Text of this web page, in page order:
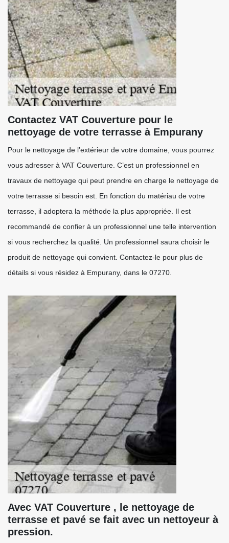
Contactez VAT Couverture pour le
nettoyage de votre terrasse à Empurany
Pour le nettoyage de l’extérieur de votre domaine, vous pourrez
vous adresser à VAT Couverture. C’est un professionnel en
travaux de nettoyage qui peut prendre en charge le nettoyage de
votre terrasse si besoin est. En fonction du matériau de votre
terrasse, il adoptera la méthode la plus appropriée. Il est
recommandé de confier à un professionnel une telle intervention
si vous recherchez la qualité. Un professionnel saura choisir le
produit de nettoyage qui convient. Contactez-le pour plus de
détails si vous résidez à Empurany, dans le 07270.
Avec VAT Couverture , le nettoyage de
terrasse et pavé se fait avec un nettoyeur à
pression.